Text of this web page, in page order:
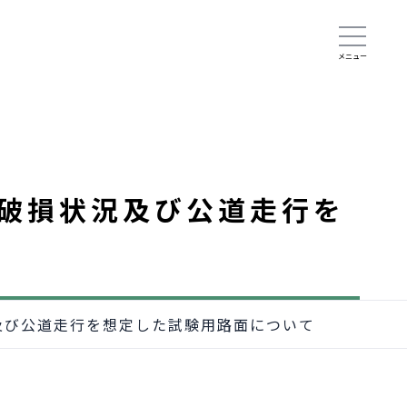
損状況及び公道走行を
公道走行を想定した試験用路面について